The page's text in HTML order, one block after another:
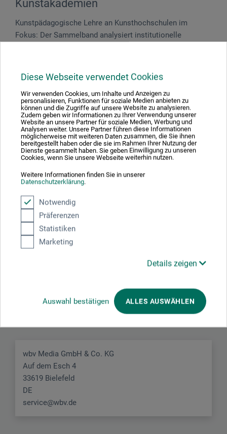
Diese Webseite verwendet Cookies
Wir verwenden Cookies, um Inhalte und Anzeigen zu
personalisieren, Funktionen für soziale Medien anbieten zu
können und die Zugriffe auf unsere Website zu analysieren.
Zudem geben wir Informationen zu Ihrer Verwendung unserer
Website an unsere Partner für soziale Medien, Werbung und
Analysen weiter. Unsere Partner führen diese Informationen
möglicherweise mit weiteren Daten zusammen, die Sie ihnen
bereitgestellt haben oder die sie im Rahmen Ihrer Nutzung der
Dienste gesammelt haben. Sie geben Einwilligung zu unseren
Cookies, wenn Sie unsere Webseite weiterhin nutzen.
Weitere Informationen finden Sie in unserer
Datenschutzerklärung.
Notwendig
Präferenzen
Statistiken
Marketing
Details zeigen
Auswahl bestätigen ALLES AUSWÄHLEN
Kunstakademien
Kunstpädagogische Lehre an Kunsthochschulen im
Fokus: Der Sammelband analysiert institutionelle
Ausbildung zukünftiger Kunstpädagog:innen.
174 S., 17 x 24 cm, kart., dt., Athena bei wbv 2025
Produktbewertungen (0)
Schreiben Sie die erste Bewertung zu diesem Produkt
JETZT PRODUKT BEWERTEN
Hersteller-Kontakt
Hier finden Sie die Kontaktdaten des Herstellers zu
wbv Media GmbH & Co. KG
Auf dem Esch 4
33619 Bielefeld
DE
service@wbv.de